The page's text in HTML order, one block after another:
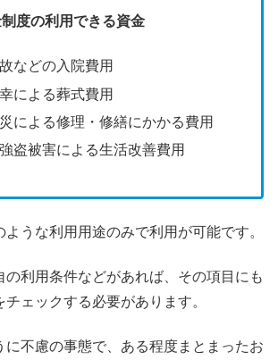
度の利用できる資金
などの入院費用
による葬式費用
による修理・修繕にかかる費用
盗被害による生活改善費用
うな利用用途のみで利用が可能です。
の利用条件などがあれば、その項目にも
ェックする必要があります。
に不慮の事態で、ある程度まとまったお